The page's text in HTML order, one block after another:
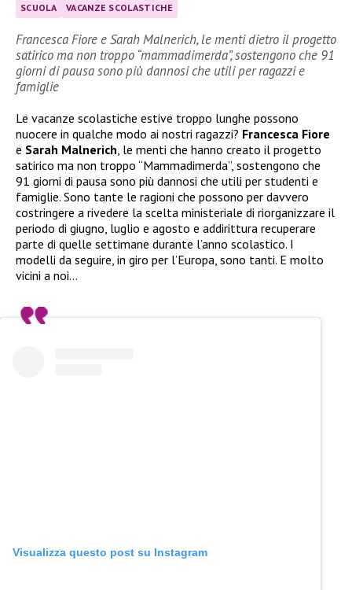
SCUOLA VACANZE SCOLASTICHE
Francesca Fiore e Sarah Malnerich, le menti dietro il progetto
satirico ma non troppo “mammadimerda”, sostengono che 91
giorni di pausa sono più dannosi che utili per ragazzi e
famiglie
Le vacanze scolastiche estive troppo lunghe possono
nuocere in qualche modo ai nostri ragazzi? Francesca Fiore
e Sarah Malnerich , le menti che hanno creato il progetto
satirico ma non troppo “Mammadimerda”, sostengono che
91 giorni di pausa sono più dannosi che utili per studenti e
famiglie. Sono tante le ragioni che possono per davvero
costringere a rivedere la scelta ministeriale di riorganizzare il
periodo di giugno, luglio e agosto e addirittura recuperare
parte di quelle settimane durante l’anno scolastico. I
modelli da seguire, in giro per l’Europa, sono tanti. E molto
vicini a noi…
Visualizza questo post su Instagram